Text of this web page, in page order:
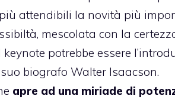
attendibili la novità più
mescolata con la
potrebbe essere
biografo Walter Isaacson.
apre ad una miriade di